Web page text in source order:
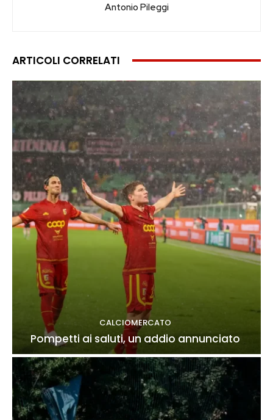
Antonio Pileggi
ARTICOLI CORRELATI
CALCIOMERCATO
Pompetti ai saluti, un addio annunciato